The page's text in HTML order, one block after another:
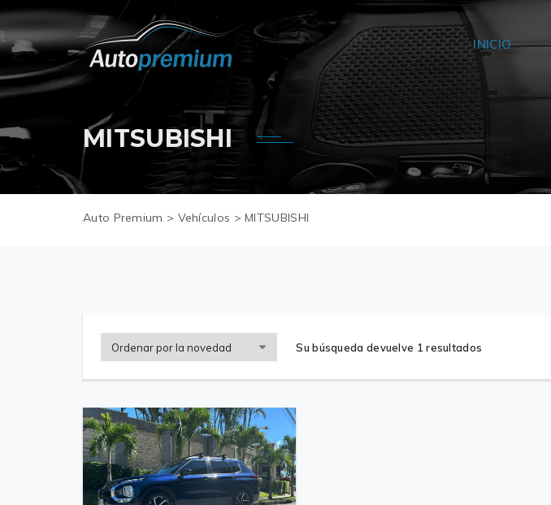
INICIO
MITSUBISHI
Auto Premium > Vehículos >MITSUBISHI
Su búsqueda devuelve 1 resultados